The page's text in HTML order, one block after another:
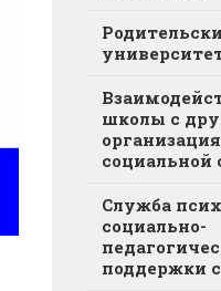
школы с
социальной
Служба
социально-
поддержки